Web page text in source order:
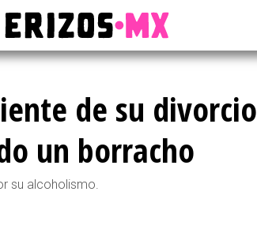
de su divorcio
un borracho
su alcoholismo.